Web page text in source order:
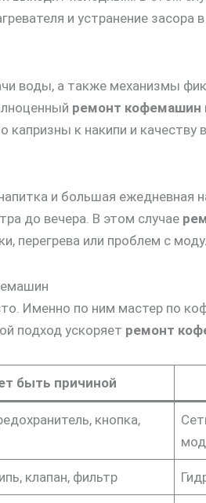
и устранение засора в
воды, а также механизмы
ремонт кофемашин
капризны к накипи и качеству
и большая ежедневная
до вечера. В этом случае
перегрева или проблем с
Именно по ним мастер по
подход ускоряет ремонт
быть причиной
кнопка,
клапан, фильтр
30%